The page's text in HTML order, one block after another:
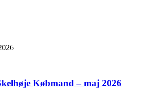
Købmand – maj 2026